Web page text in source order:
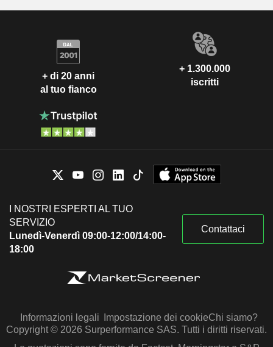
+ di 20 anni
al tuo fianco
+ 1.300.000
iscritti
I NOSTRI ESPERTI AL TUO
SERVIZIO
Lunedì-Venerdì 09:00-12:00/14:00-
18:00
Contattaci
Informazioni legali Impostazione dei cookieChi siamo?
Copyright © 2026 Surperformance SAS. Tutti i diritti riservati.